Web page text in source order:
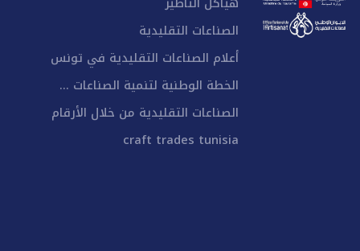
الصناعات التقليدية
أعلام الصناعات التقليدية في تونس
الخطة الوطنية لتنمية الصناعات ...
الصناعات التقليدية من خلال الأرقام
craft trades tunisia